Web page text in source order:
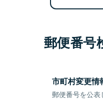
郵便番号
市町村変更情
郵便番号を公表